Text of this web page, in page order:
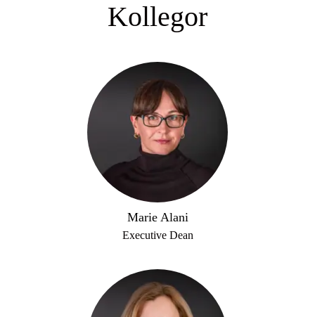
Kollegor
Marie Alani
Executive Dean